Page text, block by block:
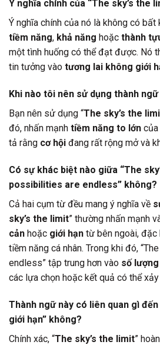
Ý nghĩa chính của “The sky’s the
Ý nghĩa chính của nó là không có bất
tiềm năng, khả năng hoặc thành
một tình huống có thể đạt được. Nó
tin tưởng vào tương lai không giới
Khi nào tôi nên sử dụng thành ngữ
Bạn nên sử dụng “The sky’s the
đó, nhấn mạnh tiềm năng to lớn
tả rằng cơ hội đang rất rộng mở và
Có sự khác biệt nào giữa “The
possibilities are endless” không?
Cả hai cụm từ đều mang ý nghĩa về
sky’s the limit” thường nhấn mạnh
cản hoặc giới hạn từ bên ngoài, đặc
tiềm năng cá nhân. Trong khi đó,
endless” tập trung hơn vào số
các lựa chọn hoặc kết quả có thể xảy
Thành ngữ này có liên quan gì
giới hạn” không?
Chính xác, “The sky’s the limit”